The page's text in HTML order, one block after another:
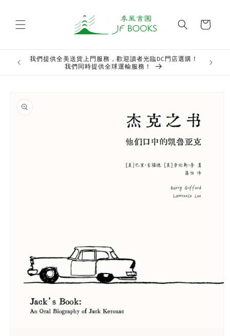
Cart
我們提供全美送貨上門服務，歡迎讀者光臨DC門店選購！
我們同時提供全球運輸服務！
product
information